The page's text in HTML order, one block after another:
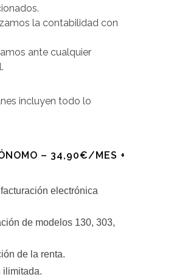
la contabilidad con
ante cualquier
incluyen todo lo
– 34,90€/MES +
electrónica
de modelos 130, 303,
de la renta.
ilimitada.